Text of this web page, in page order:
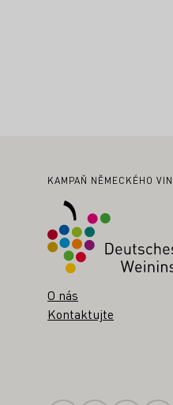
ZápatíKAMPAŇ NĚMECKÉHO
O nás
Kontaktujte